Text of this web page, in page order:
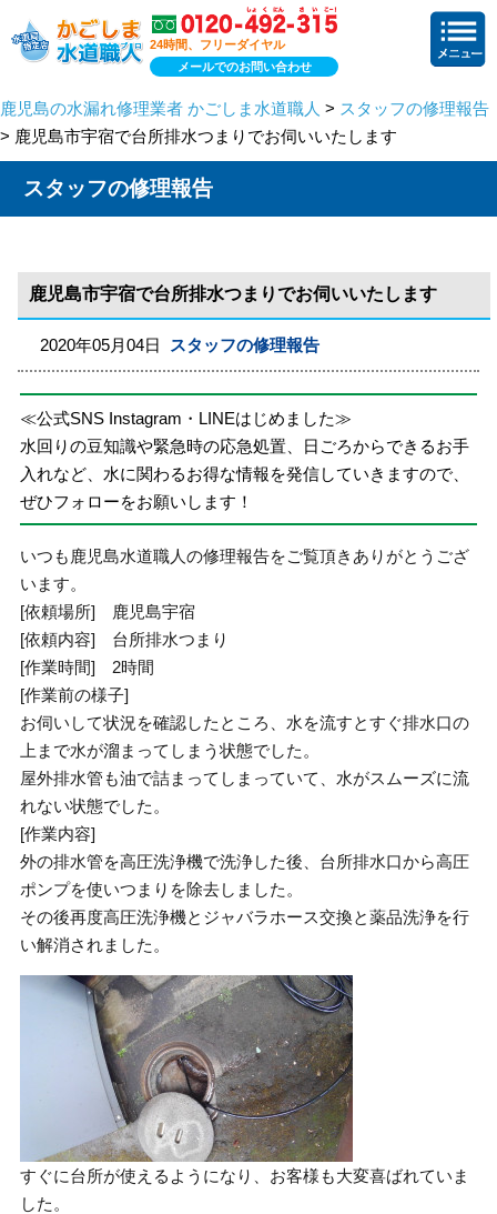
24時間、フリーダイヤル
メールでのお問い合わせ
鹿児島の水漏れ修理業者 かごしま水道職人 > スタッフの修理報告
> 鹿児島市宇宿で台所排水つまりでお伺いいたします
スタッフの修理報告
鹿児島市宇宿で台所排水つまりでお伺いいたします
2020年05月04日 スタッフの修理報告
≪公式SNS Instagram・LINEはじめました≫
水回りの豆知識や緊急時の応急処置、日ごろからできるお手
入れなど、水に関わるお得な情報を発信していきますので、
ぜひフォローをお願いします！
いつも鹿児島水道職人の修理報告をご覧頂きありがとうござ
います。
[依頼場所] 鹿児島宇宿
[依頼内容] 台所排水つまり
[作業時間] 2時間
[作業前の様子]
お伺いして状況を確認したところ、水を流すとすぐ排水口の
上まで水が溜まってしまう状態でした。
屋外排水管も油で詰まってしまっていて、水がスムーズに流
れない状態でした。
[作業内容]
外の排水管を高圧洗浄機で洗浄した後、台所排水口から高圧
ポンプを使いつまりを除去しました。
その後再度高圧洗浄機とジャバラホース交換と薬品洗浄を行
い解消されました。
すぐに台所が使えるようになり、お客様も大変喜ばれていま
した。